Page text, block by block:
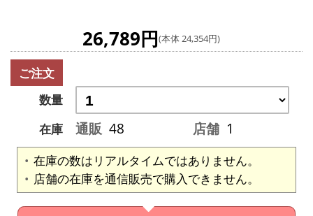
26,789円(本体 24,354円)
ご注文
数量
在庫
通販 48 店舗 1
在庫の数はリアルタイムではありません。
店舗の在庫を通信販売で購入できません。